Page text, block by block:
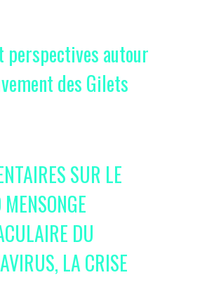
perspectives autour
des Gilets
SUR LE
DU
LA CRISE